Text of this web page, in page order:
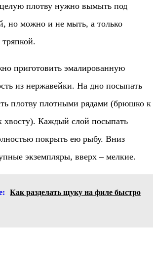
плотву нужно вымыть под
но можно и не мыть, а только
тряпкой.
приготовить эмалированную
из нержавейки. На дно посыпать
плотву плотными рядами (брюшко к
хвосту). Каждый слой посыпать
покрыть ею рыбу. Вниз
экземпляры, вверх – мелкие.
Как разделать щуку на филе быстро